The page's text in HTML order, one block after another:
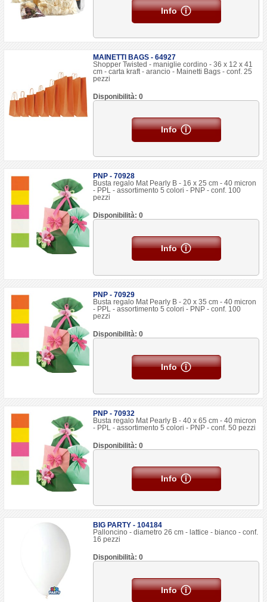
Info
MAINETTI BAGS - 64927
Shopper Twisted - maniglie cordino - 36 x 12 x 41
cm - carta kraft - arancio - Mainetti Bags - conf. 25
pezzi
Disponibilità: 0
Info
PNP - 70928
Busta regalo Mat Pearly B - 16 x 25 cm - 40 micron
- PPL - assortimento 5 colori - PNP - conf. 100
pezzi
Disponibilità: 0
Info
PNP - 70929
Busta regalo Mat Pearly B - 20 x 35 cm - 40 micron
- PPL - assortimento 5 colori - PNP - conf. 100
pezzi
Disponibilità: 0
Info
PNP - 70932
Busta regalo Mat Pearly B - 40 x 65 cm - 40 micron
- PPL - assortimento 5 colori - PNP - conf. 50 pezzi
Disponibilità: 0
Info
BIG PARTY - 104184
Palloncino - diametro 26 cm - lattice - bianco - conf.
16 pezzi
Disponibilità: 0
Info